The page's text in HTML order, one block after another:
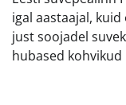
igal aastaajal,
just soojadel
hubased